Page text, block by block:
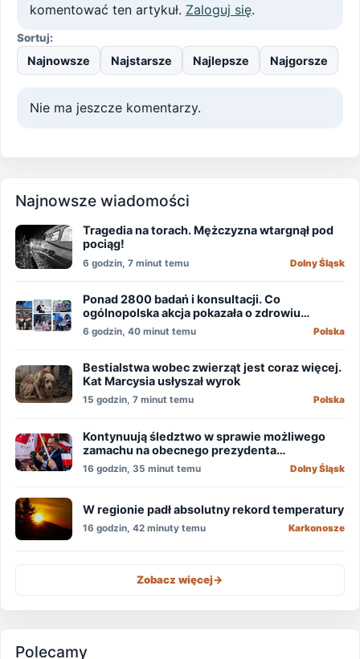
komentować ten artykuł. Zaloguj się.
Sortuj:
Najnowsze Najstarsze Najlepsze Najgorsze
Nie ma jeszcze komentarzy.
Najnowsze wiadomości
Tragedia na torach. Mężczyzna wtargnął pod
pociąg!
6 godzin, 7 minut temu Dolny Śląsk
Ponad 2800 badań i konsultacji. Co
ogólnopolska akcja pokazała o zdrowiu
mężczyzn?
6 godzin, 40 minut temu Polska
Bestialstwa wobec zwierząt jest coraz więcej.
Kat Marcysia usłyszał wyrok
15 godzin, 7 minut temu Polska
Kontynuują śledztwo w sprawie możliwego
zamachu na obecnego prezydenta
Nawrockiego
16 godzin, 35 minut temu Dolny Śląsk
W regionie padł absolutny rekord temperatury
16 godzin, 42 minuty temu Karkonosze
Zobacz więcej->
Polecamy